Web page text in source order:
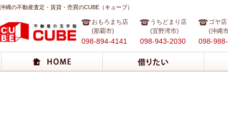
沖縄の不動産査定・賃貸・売買のCUBE（キューブ）
おもろまち店
(那覇市)
098-894-4141
うちどまり店
(宜野湾市)
098-943-2030
ゴヤ店
(沖縄
098-